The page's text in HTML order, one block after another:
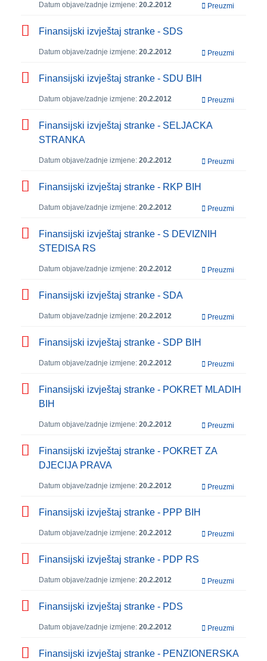
Datum objave/zadnje izmjene: 20.2.2012 Preuzmi
Finansijski izvještaj stranke - SDS
Datum objave/zadnje izmjene: 20.2.2012 Preuzmi
Finansijski izvještaj stranke - SDU BIH
Datum objave/zadnje izmjene: 20.2.2012 Preuzmi
Finansijski izvještaj stranke - SELJACKA
STRANKA
Datum objave/zadnje izmjene: 20.2.2012 Preuzmi
Finansijski izvještaj stranke - RKP BIH
Datum objave/zadnje izmjene: 20.2.2012 Preuzmi
Finansijski izvještaj stranke - S DEVIZNIH
STEDISA RS
Datum objave/zadnje izmjene: 20.2.2012 Preuzmi
Finansijski izvještaj stranke - SDA
Datum objave/zadnje izmjene: 20.2.2012 Preuzmi
Finansijski izvještaj stranke - SDP BIH
Datum objave/zadnje izmjene: 20.2.2012 Preuzmi
Finansijski izvještaj stranke - POKRET MLADIH
BIH
Datum objave/zadnje izmjene: 20.2.2012 Preuzmi
Finansijski izvještaj stranke - POKRET ZA
DJECIJA PRAVA
Datum objave/zadnje izmjene: 20.2.2012 Preuzmi
Finansijski izvještaj stranke - PPP BIH
Datum objave/zadnje izmjene: 20.2.2012 Preuzmi
Finansijski izvještaj stranke - PDP RS
Datum objave/zadnje izmjene: 20.2.2012 Preuzmi
Finansijski izvještaj stranke - PDS
Datum objave/zadnje izmjene: 20.2.2012 Preuzmi
Finansijski izvještaj stranke - PENZIONERSKA